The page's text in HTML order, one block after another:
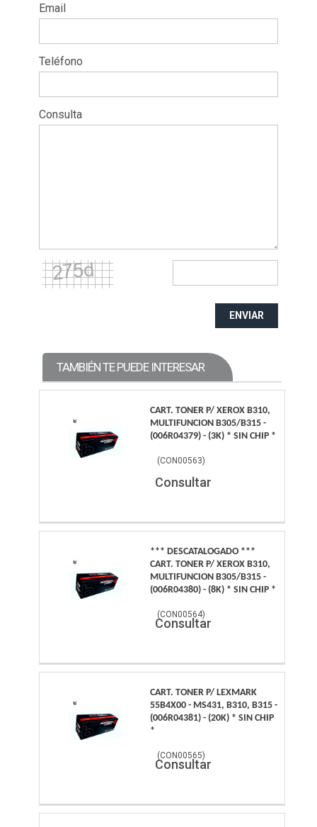
Email
Teléfono
Consulta
ENVIAR
TAMBIÉN TE PUEDE INTERESAR
CART. TONER P/ XEROX B310,
MULTIFUNCION B305/B315 -
(006R04379) - (3K) * SIN CHIP *
(CON00563)
Consultar
*** DESCATALOGADO ***
CART. TONER P/ XEROX B310,
MULTIFUNCION B305/B315 -
(006R04380) - (8K) * SIN CHIP *
(CON00564)
Consultar
CART. TONER P/ LEXMARK
55B4X00 - MS431, B310, B315 -
(006R04381) - (20K) * SIN CHIP
*
(CON00565)
Consultar